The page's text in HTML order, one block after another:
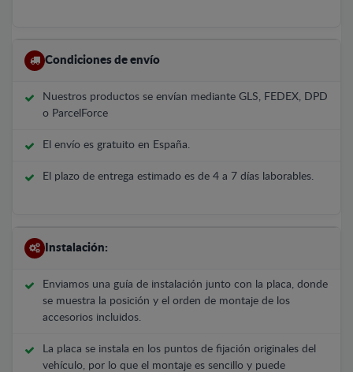
Condiciones de envío
Nuestros productos se envían mediante GLS, FEDEX, DPD
o ParcelForce
El envío es gratuito en España.
El plazo de entrega estimado es de 4 a 7 días laborables.
Instalación:
Enviamos una guía de instalación junto con la placa, donde
se muestra la posición y el orden de montaje de los
accesorios incluidos.
La placa se instala en los puntos de fijación originales del
vehículo, por lo que el montaje es sencillo y puede